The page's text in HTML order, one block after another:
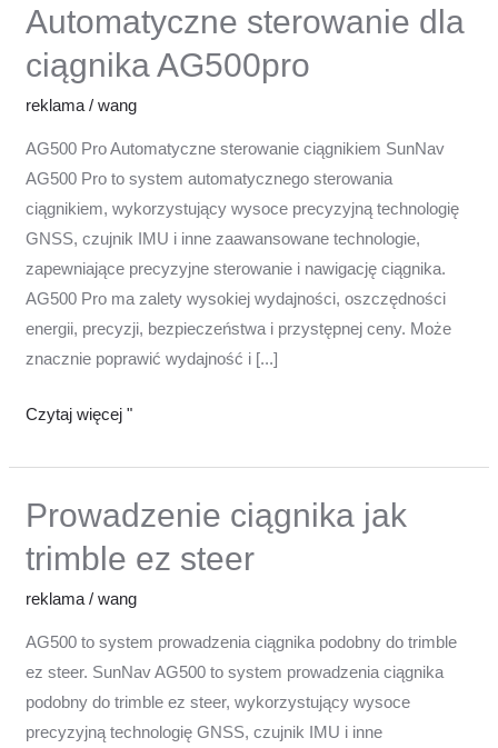
Automatyczne sterowanie dla
ciągnika AG500pro
reklama /wang
AG500 Pro Automatyczne sterowanie ciągnikiem SunNav
AG500 Pro to system automatycznego sterowania
ciągnikiem, wykorzystujący wysoce precyzyjną technologię
GNSS, czujnik IMU i inne zaawansowane technologie,
zapewniające precyzyjne sterowanie i nawigację ciągnika.
AG500 Pro ma zalety wysokiej wydajności, oszczędności
energii, precyzji, bezpieczeństwa i przystępnej ceny. Może
znacznie poprawić wydajność i [...]
Automatyczne
dla
ciągnika
Czytaj więcej "
Prowadzenie ciągnika jak
trimble ez steer
reklama /wang
AG500 to system prowadzenia ciągnika podobny do trimble
ez steer. SunNav AG500 to system prowadzenia ciągnika
podobny do trimble ez steer, wykorzystujący wysoce
precyzyjną technologię GNSS, czujnik IMU i inne
Prowadzenie
jak
trimble